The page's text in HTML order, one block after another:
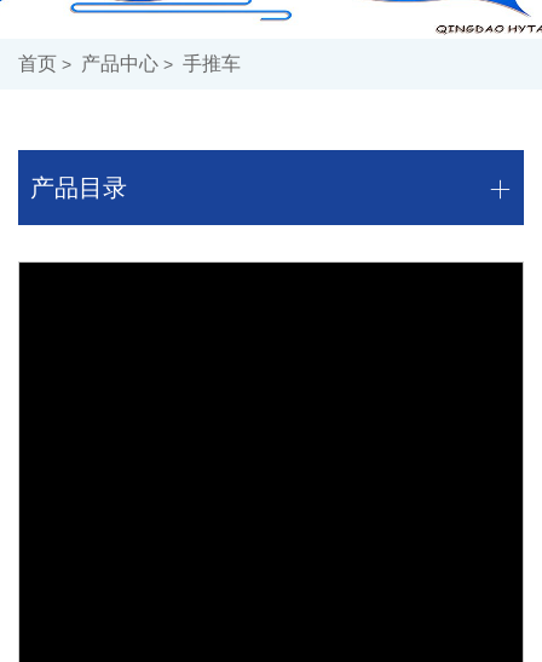
首页 产品中心 手推车
产品目录